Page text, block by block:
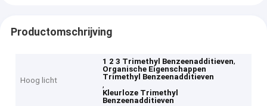
Productomschrijving
Hoog licht
1 2 3 Trimethyl Benzeenadditieven,
Organische Eigenschappen
Trimethyl Benzeenadditieven
,
Kleurloze Trimethyl
Benzeenadditieven